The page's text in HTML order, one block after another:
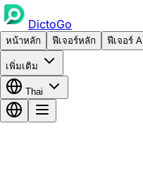
DictoGo
หน้าหลัก ฟีเจอร์หลัก ฟีเจอร์ AI
เพิ่มเติม
Thai